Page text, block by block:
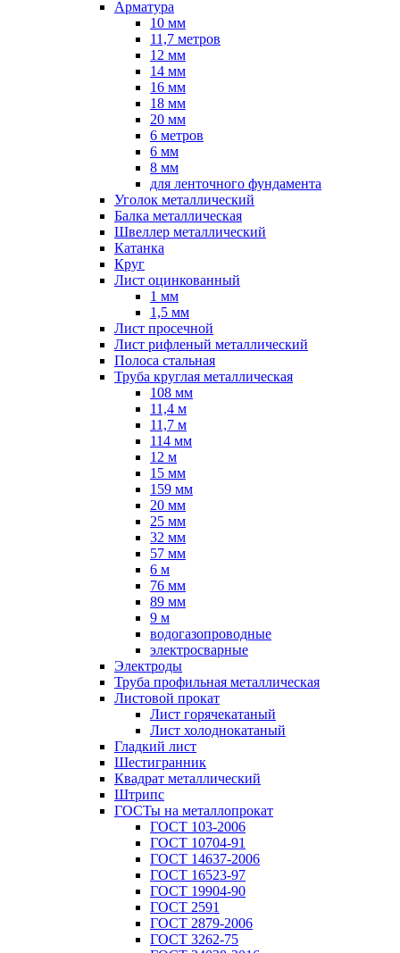
Арматура
10 мм
11,7 метров
12 мм
14 мм
16 мм
18 мм
20 мм
6 метров
6 мм
8 мм
для ленточного фундамента
Уголок металлический
Балка металлическая
Швеллер металлический
Катанка
Круг
Лист оцинкованный
1 мм
1,5 мм
Лист просечной
Лист рифленый металлический
Полоса стальная
Труба круглая металлическая
108 мм
11,4 м
11,7 м
114 мм
12 м
15 мм
159 мм
20 мм
25 мм
32 мм
57 мм
6 м
76 мм
89 мм
9 м
водогазопроводные
электросварные
Электроды
Труба профильная металлическая
Листовой прокат
Лист горячекатаный
Лист холоднокатаный
Гладкий лист
Шестигранник
Квадрат металлический
Штрипс
ГОСТы на металлопрокат
ГОСТ 103-2006
ГОСТ 10704-91
ГОСТ 14637-2006
ГОСТ 16523-97
ГОСТ 19904-90
ГОСТ 2591
ГОСТ 2879-2006
ГОСТ 3262-75